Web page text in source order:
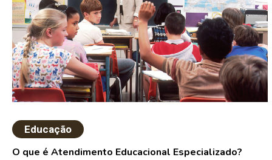
Educação
O que é Atendimento Educacional Especializado?